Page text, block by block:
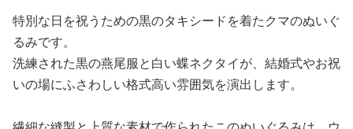
特別な日を祝うための黒のタキシードを着たクマのぬいぐ
るみです。
洗練された黒の燕尾服と白い蝶ネクタイが、結婚式やお祝
いの場にふさわしい格式高い雰囲気を演出します。